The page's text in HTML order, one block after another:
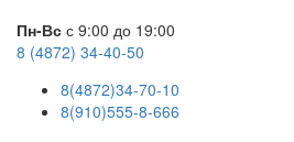
Пн-Вс с 9:00 до 19:00
8 (4872) 34-40-50
8(4872)34-70-10
8(910)555-8-666